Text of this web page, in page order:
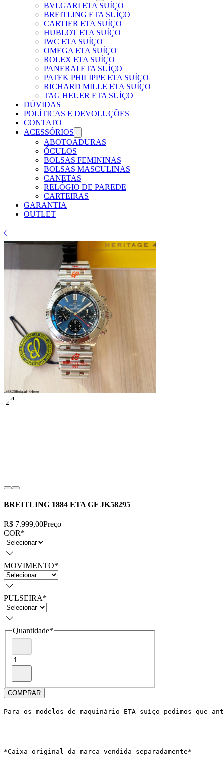
BVLGARI ETA SUÍÇO
BREITLING ETA SUÍÇO
CARTIER ETA SUÍÇO
HUBLOT ETA SUÍÇO
IWC ETA SUÍÇO
OMEGA ETA SUÍÇO
ROLEX ETA SUÍÇO
PANERAI ETA SUÍÇO
PATEK PHILIPPE ETA SUÍÇO
RICHARD MILLE ETA SUÍÇO
TAG HEUER ETA SUÍÇO
DÚVIDAS
POLÍTICAS E DEVOLUÇÕES
CONTATO
ACESSÓRIOS
ABOTOADURAS
ÓCULOS
BOLSAS FEMININAS
BOLSAS MASCULINAS
CANETAS
RELÓGIO DE PAREDE
CARTEIRAS
GARANTIA
OUTLET
BREITLING 1884 ETA GF JK58295
R$ 7.999,00Preço
COR*
MOVIMENTO*
PULSEIRA*
Quantidade*
COMPRAR
Para os modelos de maquinário ETA suíço pedimos
*Caixa original da marca vendida separadamente*